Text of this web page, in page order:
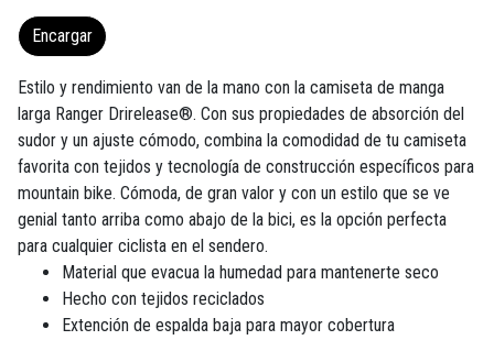
Encargar
Estilo y rendimiento van de la mano con la camiseta de manga
larga Ranger Drirelease®. Con sus propiedades de absorción del
sudor y un ajuste cómodo, combina la comodidad de tu camiseta
favorita con tejidos y tecnología de construcción específicos para
mountain bike. Cómoda, de gran valor y con un estilo que se ve
genial tanto arriba como abajo de la bici, es la opción perfecta
para cualquier ciclista en el sendero.
Material que evacua la humedad para mantenerte seco
Hecho con tejidos reciclados
Extención de espalda baja para mayor cobertura